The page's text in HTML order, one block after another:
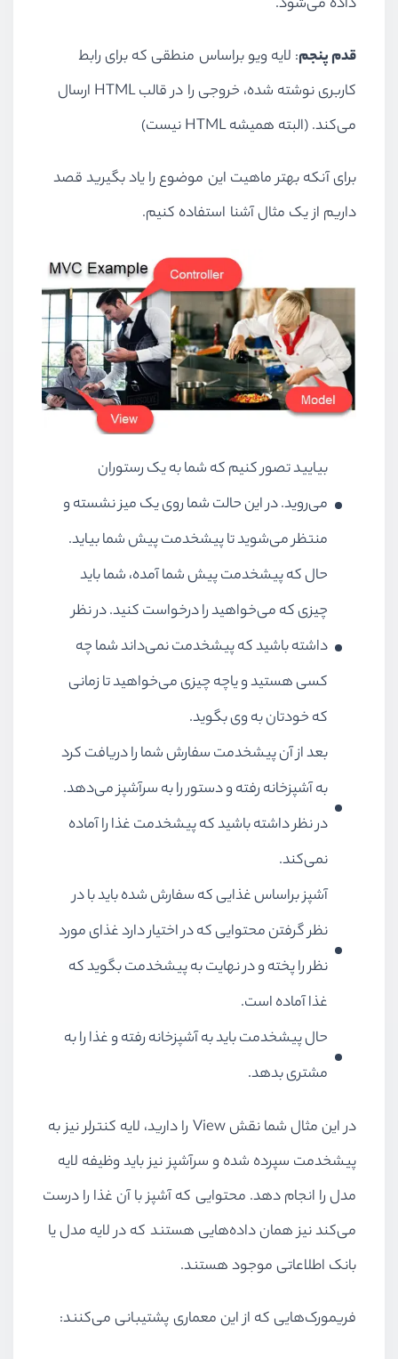
قدم پنجم: لایه ویو براساس منطقی که برای رابط
کاربری نوشته شده، خروجی را در قالب HTML ارسال
می‌کند. (البته همیشه HTML نیست)
برای آنکه بهتر ماهیت این موضوع را یاد بگیرید قصد
داریم از یک مثال آشنا استفاده کنیم.
بیایید تصور کنیم که شما به یک رستوران
می‌روید. در این حالت شما روی یک میز نشسته و
منتظر می‌شوید تا پیشخدمت پیش شما بیاید.
حال که پیشخدمت پیش شما آمده، شما باید
چیزی که می‌خواهید را درخواست کنید. در نظر
داشته باشید که پیشخدمت نمی‌داند شما چه
کسی هستید و یاچه چیزی می‌خواهید تا زمانی
که خودتان به وی بگوید.
بعد از آن پیشخدمت سفارش شما را دریافت کرد
به آشپزخانه رفته و دستور را به سرآشپز می‌دهد.
در نظر داشته باشید که پیشخدمت غذا را آماده
نمی‌کند.
آشپز براساس غذایی که سفارش شده باید با در
نظر گرفتن محتوایی که در اختیار دارد غذای مورد
نظر را پخته و در نهایت به پیشخدمت بگوید که
غذا آماده است.
حال پیشخدمت باید به آشپزخانه رفته و غذا را به
مشتری بدهد.
در این مثال شما نقش View را دارید، لایه کنترلر نیز به
پیشخدمت سپرده شده و سرآشپز نیز باید وظیفه لایه
مدل را انجام دهد. محتوایی که آشپز با آن غذا را درست
می‌کند نیز همان داده‌هایی هستند که در لایه مدل یا
بانک اطلاعاتی موجود هستند.
فریمورک‌هایی که از این معماری پشتیبانی می‌کنند: